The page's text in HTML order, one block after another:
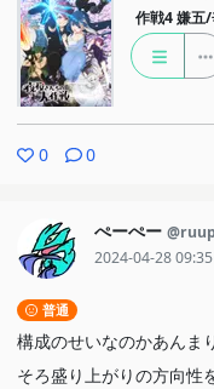
作戦4 嫌五
0 0
ぺーぺー
2024-04-28 09:35
普通
構成のせいなのかあんま
そろ盛り上がりの方向性